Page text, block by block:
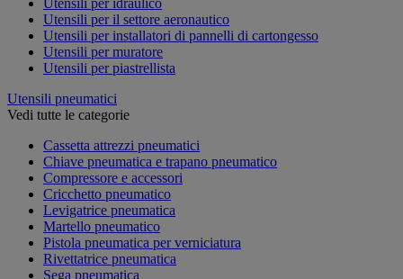
Utensili per il settore aeronautico
Utensili per installatori di pannelli di cartongesso
Utensili per muratore
Utensili per piastrellista
Utensili pneumatici
Vedi tutte le categorie
Cassetta attrezzi pneumatici
Chiave pneumatica e trapano pneumatico
Compressore e accessori
Cricchetto pneumatico
Levigatrice pneumatica
Martello pneumatico
Pistola pneumatica per verniciatura
Rivettatrice pneumatica
Sega pneumatica